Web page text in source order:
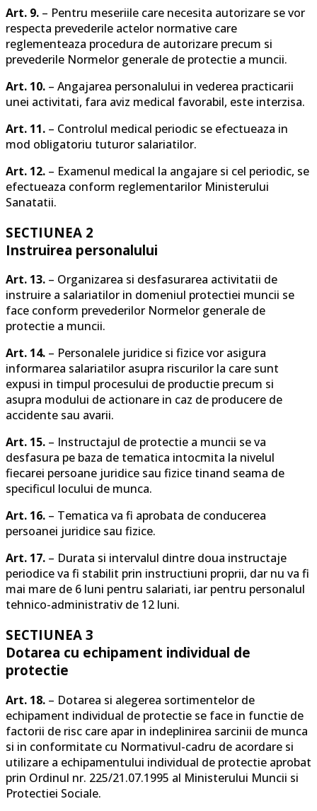
Art. 9. – Pentru meseriile care necesita autorizare se vor
respecta prevederile actelor normative care
reglementeaza procedura de autorizare precum si
prevederile Normelor generale de protectie a muncii.
Art. 10. – Angajarea personalului in vederea practicarii
unei activitati, fara aviz medical favorabil, este interzisa.
Art. 11. – Controlul medical periodic se efectueaza in
mod obligatoriu tuturor salariatilor.
Art. 12. – Examenul medical la angajare si cel periodic, se
efectueaza conform reglementarilor Ministerului
Sanatatii.
SECTIUNEA 2
Instruirea personalului
Art. 13. – Organizarea si desfasurarea activitatii de
instruire a salariatilor in domeniul protectiei muncii se
face conform prevederilor Normelor generale de
protectie a muncii.
Art. 14. – Personalele juridice si fizice vor asigura
informarea salariatilor asupra riscurilor la care sunt
expusi in timpul procesului de productie precum si
asupra modului de actionare in caz de producere de
accidente sau avarii.
Art. 15. – Instructajul de protectie a muncii se va
desfasura pe baza de tematica intocmita la nivelul
fiecarei persoane juridice sau fizice tinand seama de
specificul locului de munca.
Art. 16. – Tematica va fi aprobata de conducerea
persoanei juridice sau fizice.
Art. 17. – Durata si intervalul dintre doua instructaje
periodice va fi stabilit prin instructiuni proprii, dar nu va fi
mai mare de 6 luni pentru salariati, iar pentru personalul
tehnico-administrativ de 12 luni.
SECTIUNEA 3
Dotarea cu echipament individual de
protectie
Art. 18. – Dotarea si alegerea sortimentelor de
echipament individual de protectie se face in functie de
factorii de risc care apar in indeplinirea sarcinii de munca
si in conformitate cu Normativul-cadru de acordare si
utilizare a echipamentului individual de protectie aprobat
prin Ordinul nr. 225/21.07.1995 al Ministerului Muncii si
Protectiei Sociale.